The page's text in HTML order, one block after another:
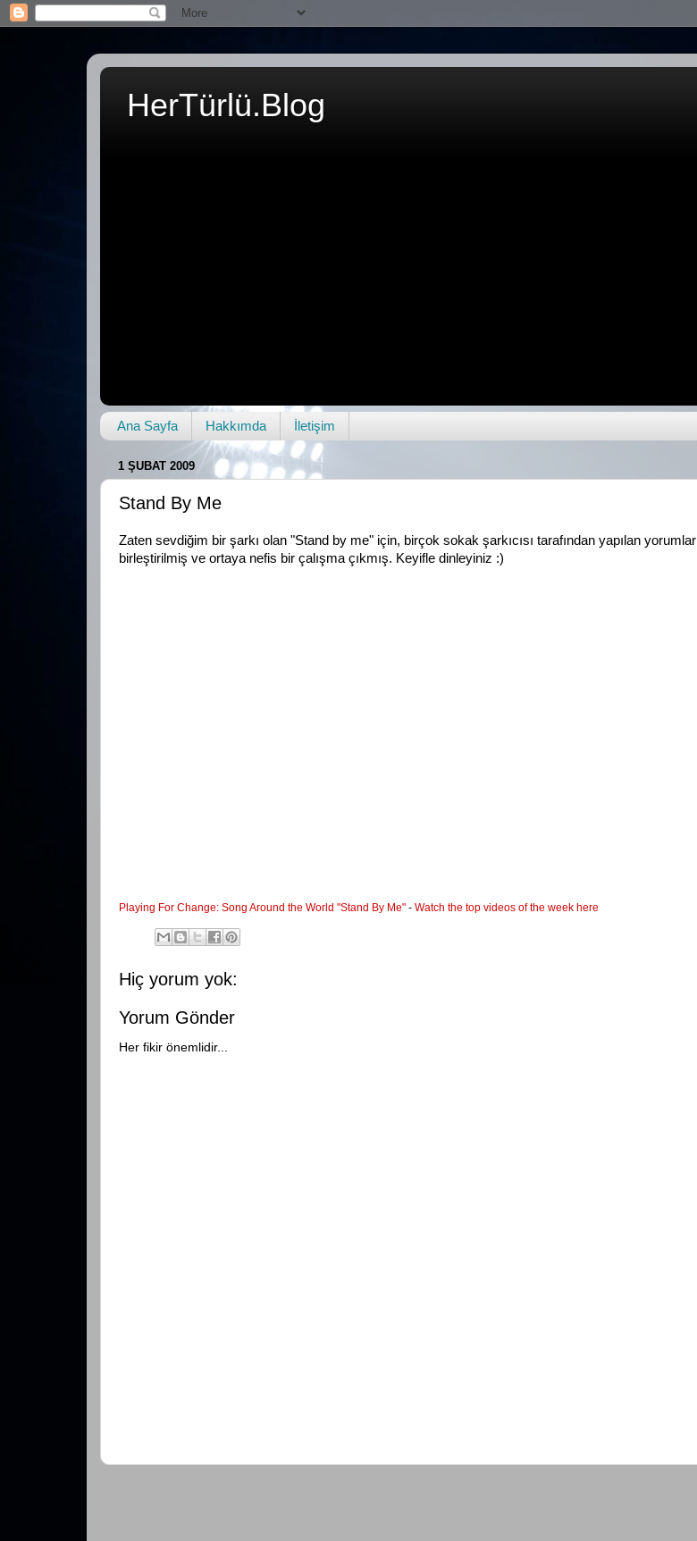
HerTürlü.Blog
Ana Sayfa Hakkımda İletişim
1 ŞUBAT 2009
Stand By Me
Zaten sevdiğim bir şarkı olan "Stand by me" için, birçok sokak şarkıcısı tarafından yapılan yorumlar
birleştirilmiş ve ortaya nefis bir çalışma çıkmış. Keyifle dinleyiniz :)
Playing For Change: Song Around the World "Stand By Me" - Watch the top videos of the week here
Hiç yorum yok:
Yorum Gönder
Her fikir önemlidir...